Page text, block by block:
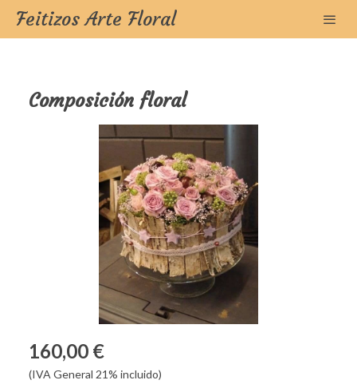
Feitizos Arte Floral
Composición floral
160,00 €
(IVA General 21% incluido)